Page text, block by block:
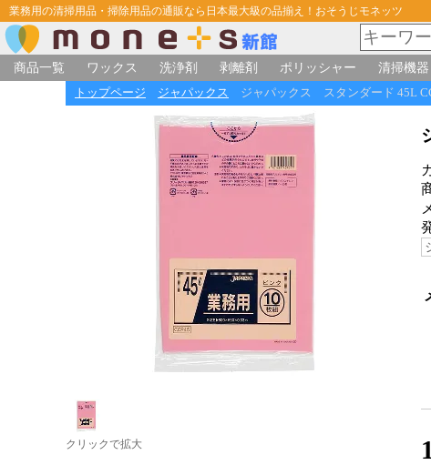
業務用の清掃用品・掃除用品の通販なら日本最大級の品揃え！おそうじモネッツ
商品一覧
ワックス 洗浄剤 剥離剤 ポリッシャー 清掃機器
トップページ ジャパックス ジャパックス スタンダード 45L
クリックで拡大